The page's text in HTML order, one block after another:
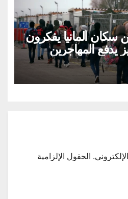
21% من سكان ألمانيا يفكرون
يدفع المهاجرين
الحقول الإلزامية